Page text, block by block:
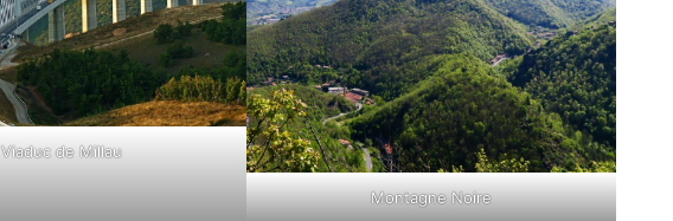
Viaduc de Millau
Montagne Noire